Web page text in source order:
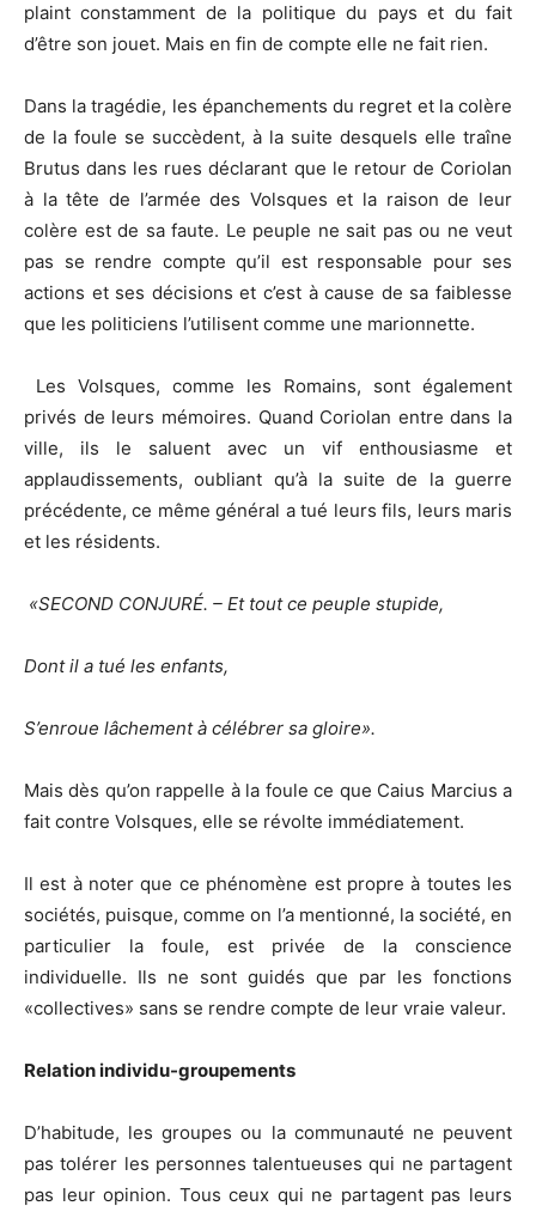
plaint constamment de la politique du pays et du fait
d’être son jouet. Mais en fin de compte elle ne fait rien.
Dans la tragédie, les épanchements du regret et la colère
de la foule se succèdent, à la suite desquels elle traîne
Brutus dans les rues déclarant que le retour de Coriolan
à la tête de l’armée des Volsques et la raison de leur
colère est de sa faute. Le peuple ne sait pas ou ne veut
pas se rendre compte qu’il est responsable pour ses
actions et ses décisions et c’est à cause de sa faiblesse
que les politiciens l’utilisent comme une marionnette.
Les Volsques, comme les Romains, sont également
privés de leurs mémoires. Quand Coriolan entre dans la
ville, ils le saluent avec un vif enthousiasme et
applaudissements, oubliant qu’à la suite de la guerre
précédente, ce même général a tué leurs fils, leurs maris
et les résidents.
«SECOND CONJURÉ. – Et tout ce peuple stupide,
Dont il a tué les enfants,
S’enroue lâchement à célébrer sa gloire».
Mais dès qu’on rappelle à la foule ce que Caius Marcius a
fait contre Volsques, elle se révolte immédiatement.
Il est à noter que ce phénomène est propre à toutes les
sociétés, puisque, comme on l’a mentionné, la société, en
particulier la foule, est privée de la conscience
individuelle. Ils ne sont guidés que par les fonctions
«collectives» sans se rendre compte de leur vraie valeur.
Relation individu-groupements
D’habitude, les groupes ou la communauté ne peuvent
pas tolérer les personnes talentueuses qui ne partagent
pas leur opinion. Tous ceux qui ne partagent pas leurs